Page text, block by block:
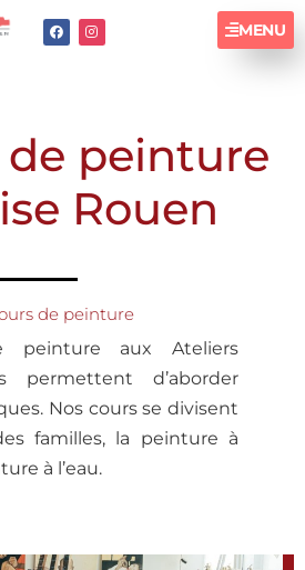
MENU
de peinture
Rouen
de peinture
peinture aux Ateliers
permettent d’aborder
Nos cours se divisent
familles, la peinture à
à l’eau.